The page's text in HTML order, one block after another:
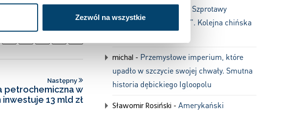
Zezwól na wszystkie
Następny
petrochemiczna w
13 mld zł
„To dla Szprotawy
niepowtarzalna szansa”. Kolejna chińska
michal- Przemysłowe imperium, które
upadło w szczycie swojej chwały. Smutna
historia dębickiego Igloopolu
Sławomir Rosiński -Amerykański